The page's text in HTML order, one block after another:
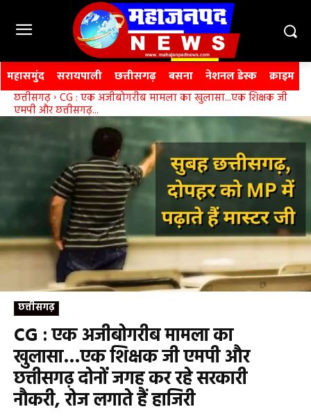
महासमुंद सरायपाली छत्तीसगढ़ बसना नेशनल डेस्क क्राइम
छत्तीसगढ़ CG : एक अजीबोगरीब मामला का खुलासा...एक शिक्षक जी
एमपी और छत्तीसगढ़...
छत्तीसगढ़
CG : एक अजीबोगरीब मामला का
खुलासा…एक शिक्षक जी एमपी और
छत्तीसगढ़ दोनों जगह कर रहे सरकारी
नौकरी, रोज लगाते हैं हाजिरी